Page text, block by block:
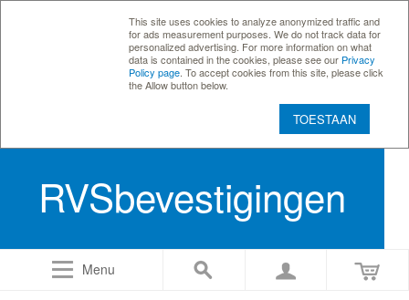
This site uses cookies to analyze anonymized traffic and
for ads measurement purposes. We do not track data for
personalized advertising. For more information on what
data is contained in the cookies, please see our Privacy
Policy page . To accept cookies from this site, please click
the Allow button below.
TOESTAAN
RVSbevestigingen
Menu